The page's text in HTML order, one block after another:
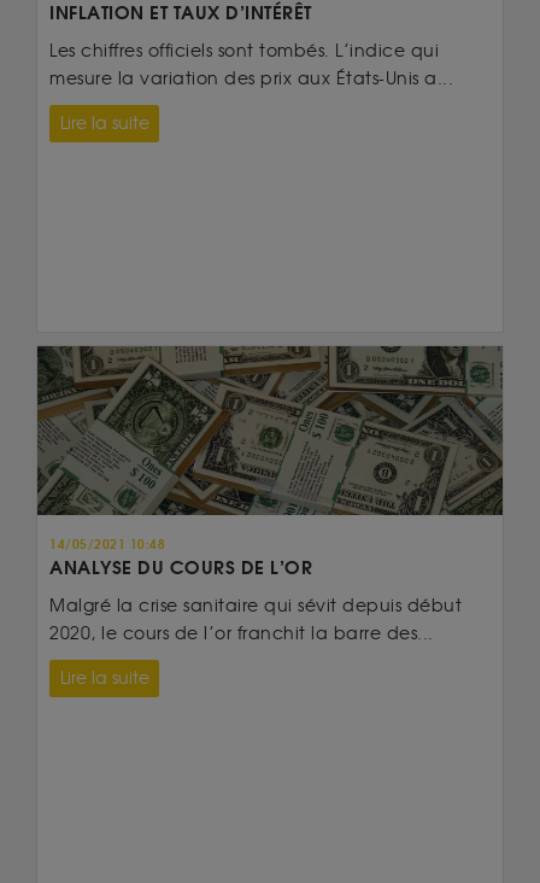
INFLATION ET TAUX D’INTÉRÊT
Les chiffres officiels sont tombés. L’indice qui
mesure la variation des prix aux États-Unis a...
Lire la suite
14/05/2021 10:48
ANALYSE DU COURS DE L’OR
Malgré la crise sanitaire qui sévit depuis début
2020, le cours de l’or franchit la barre des...
Lire la suite